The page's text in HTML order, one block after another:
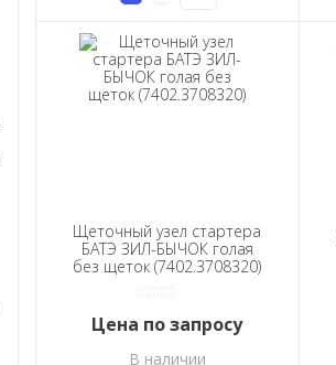
Щеточный узел стартера
БАТЭ ЗИЛ-БЫЧОК голая
без щеток (7402.3708320)
Цена по запросу
В наличии